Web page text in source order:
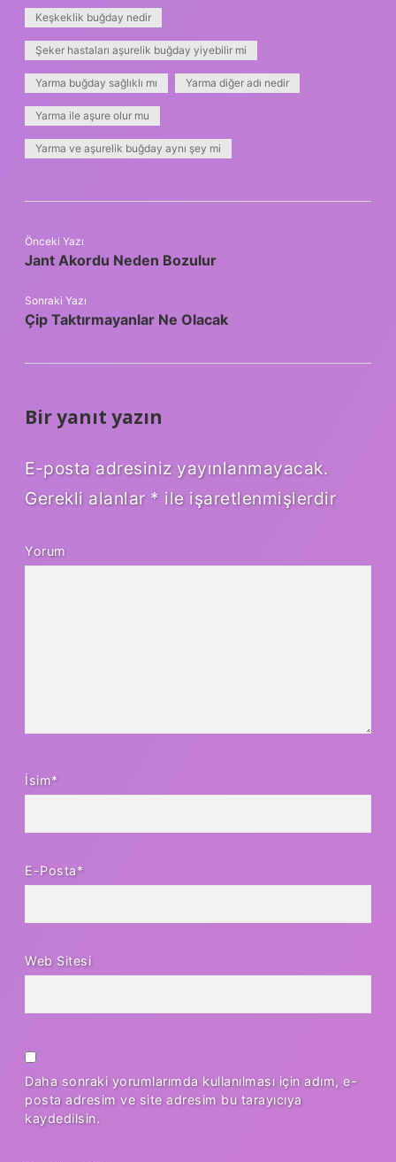
Keşkeklik buğday nedir
Şeker hastaları aşurelik buğday yiyebilir mi
Yarma buğday sağlıklı mı Yarma diğer adı nedir
Yarma ile aşure olur mu
Yarma ve aşurelik buğday aynı şey mi
Önceki Yazı
Jant Akordu Neden Bozulur
Sonraki Yazı
Çip Taktırmayanlar Ne Olacak
Bir yanıt yazın
E-posta adresiniz yayınlanmayacak.
Gerekli alanlar * ile işaretlenmişlerdir
Yorum
İsim*
E-Posta*
Web Sitesi
Daha sonraki yorumlarımda kullanılması için adım, e-
posta adresim ve site adresim bu tarayıcıya
kaydedilsin.